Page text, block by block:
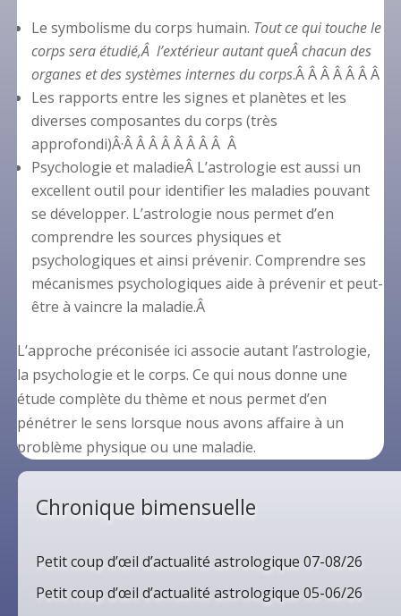
Le symbolisme du corps humain. Tout ce qui touche le
corps sera étudié,Â l’extérieur autant queÂ chacun des
organes et des systèmes internes du corps.Â ÂÂ Â Â Â Â
Les rapports entre les signes et planètes et les
diverses composantes du corps (très
approfondi)Â·Â Â Â Â Â Â Â Â Â
Psychologie et maladieÂ L’astrologie est aussi un
excellent outil pour identifier les maladies pouvant
se développer. L’astrologie nous permet d’en
comprendre les sources physiques et
psychologiques et ainsi prévenir. Comprendre ses
mécanismes psychologiques aide à prévenir et peut-
être à vaincre la maladie.Â
L’approche préconisée ici associe autant l’astrologie,
la psychologie et le corps. Ce qui nous donne une
étude complète du thème et nous permet d’en
pénétrer le sens lorsque nous avons affaire à un
problème physique ou une maladie.
Chronique bimensuelle
Petit coup d’œil d’actualité astrologique 07-08/26
Petit coup d’œil d’actualité astrologique 05-06/26